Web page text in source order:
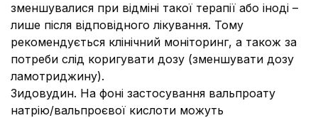
зменшувалися при відміні такої терапії або іноді –
лише після відповідного лікування. Тому
рекомендується клінічний моніторинг, а також за
потреби слід коригувати дозу (зменшувати дозу
ламотриджину).
Зидовудин. На фоні застосування вальпроату
натрію/вальпроєвої кислоти можуть